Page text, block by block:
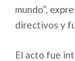
mundo”,
directivos y
El acto fue